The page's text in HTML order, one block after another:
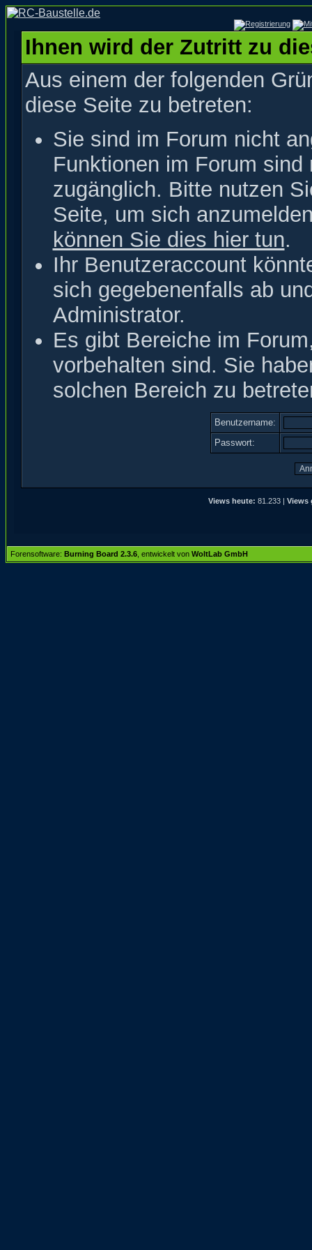
Ihnen wird der Zutritt zu
Aus einem der folgenden
diese Seite zu betreten:
Sie sind im Forum nicht
Funktionen im Forum
zugänglich. Bitte nutzen
Seite, um sich
können Sie dies hier tun.
Ihr Benutzeraccount
sich gegebenenfalls ab
Administrator.
Es gibt Bereiche im
vorbehalten sind. Sie
solchen Bereich zu
Benutzername:
Passwort:
Views heute: 81.233 | Views
Forensoftware: Burning Board 2.3.6 , entwickelt von WoltLab GmbH